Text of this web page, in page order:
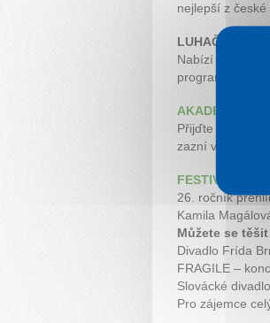
nejlepší z české
LUHAČOVICKÁ
Nabízí bohatý
programem.
AKADEMIE
Přijďte a
zazní ve
FESTIVAL
26. ročník
Kamila
Můžete se
Divadlo Frída
FRAGILE –
Slovácké
Pro zájemce